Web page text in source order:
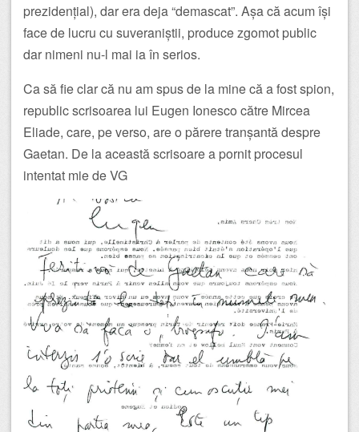
prezidențial), dar era deja “demascat”. Așa că acum își
face de lucru cu suveraniștii, produce zgomot public
dar nimeni nu-l mai ia în serios.
Ca să fie clar că nu am spus de la mine că a fost spion,
republic scrisoarea lui Eugen Ionesco către Mircea
Eliade, care, pe verso, are o părere tranșantă despre
Gaetan. De la această scrisoare a pornit procesul
intentat mie de VG